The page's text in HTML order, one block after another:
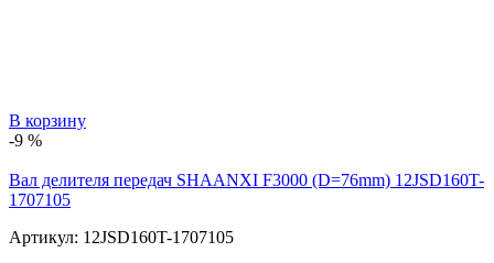
В корзину
-9 %
Вал делителя передач SHAANXI F3000 (D=76mm) 12JSD160T-
1707105
Артикул: 12JSD160T-1707105